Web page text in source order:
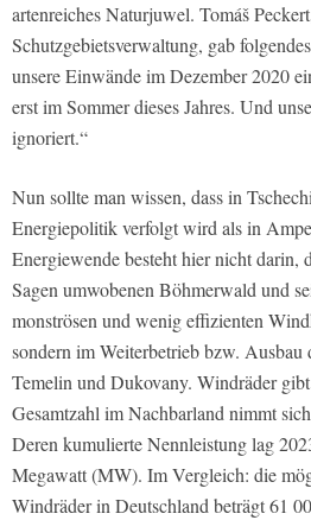
artenreiches Naturjuwel. Tomáš
Schutzgebietsverwaltung, gab
unsere Einwände im Dezember 2020
erst im Sommer dieses Jahres. Und
ignoriert.“
Nun sollte man wissen, dass in
Energiepolitik verfolgt wird als in
Energiewende besteht hier nicht darin,
Sagen umwobenen Böhmerwald und
monströsen und wenig effizienten
sondern im Weiterbetrieb bzw.
Temelin und Dukovany. Windräder
Gesamtzahl im Nachbarland nimmt
Deren kumulierte Nennleistung lag
Megawatt (MW). Im Vergleich: die
Windräder in Deutschland beträgt 61